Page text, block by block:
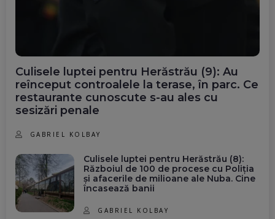
Culisele luptei pentru Herăstrău (9): Au
reînceput controalele la terase, în parc. Ce
restaurante cunoscute s-au ales cu
sesizări penale
GABRIEL KOLBAY
Culisele luptei pentru Herăstrău (8):
Războiul de 100 de procese cu Poliția
și afacerile de milioane ale Nuba. Cine
încasează banii
GABRIEL KOLBAY